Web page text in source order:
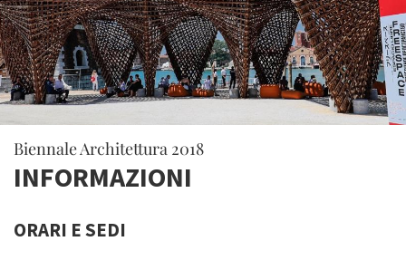
Biennale Architettura 2018
INFORMAZIONI
ORARI E SEDI